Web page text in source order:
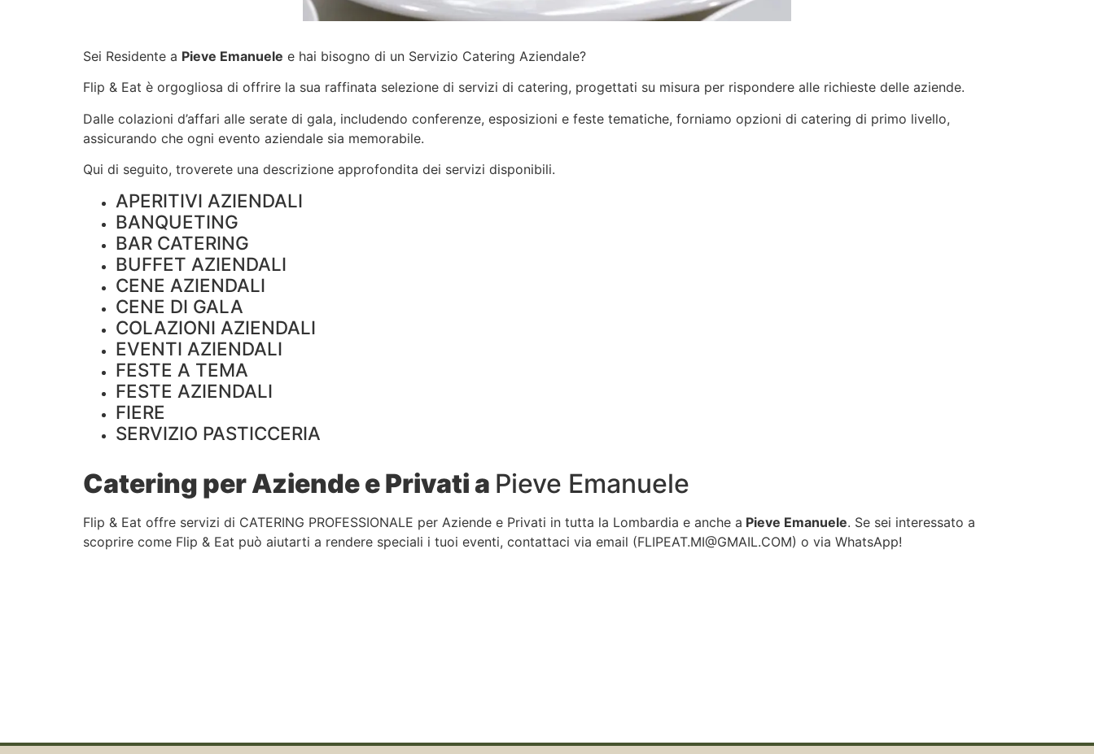
Sei Residente a Pieve Emanuele e hai bisogno di un Servizio Catering Aziendale?
Flip & Eat è orgogliosa di offrire la sua raffinata selezione di servizi di catering, progettati su misura per rispondere alle richieste delle aziende.
Dalle colazioni d’affari alle serate di gala, includendo conferenze, esposizioni e feste tematiche, forniamo opzioni di catering di primo livello,
assicurando che ogni evento aziendale sia memorabile.
Qui di seguito, troverete una descrizione approfondita dei servizi disponibili.
APERITIVI AZIENDALI
BANQUETING
BAR CATERING
BUFFET AZIENDALI
CENE AZIENDALI
CENE DI GALA
COLAZIONI AZIENDALI
EVENTI AZIENDALI
FESTE A TEMA
FESTE AZIENDALI
FIERE
SERVIZIO PASTICCERIA
Catering per Aziende e Privati a Pieve Emanuele
Flip & Eat offre servizi di CATERING PROFESSIONALE per Aziende e Privati in tutta la Lombardia e anche a Pieve Emanuele. Se sei interessato a
scoprire come Flip & Eat può aiutarti a rendere speciali i tuoi eventi, contattaci via email (FLIPEAT.MI@GMAIL.COM) o via WhatsApp!